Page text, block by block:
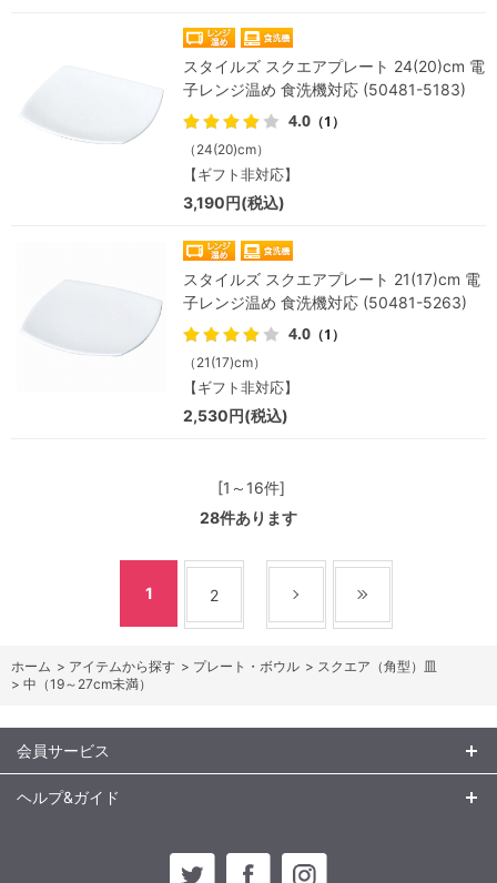
スタイルズ スクエアプレート 24(20)cm 電
子レンジ温め 食洗機対応 (50481-5183)
4.0 （1）
（24(20)cm）
【ギフト非対応】
3,190円(税込)
スタイルズ スクエアプレート 21(17)cm 電
子レンジ温め 食洗機対応 (50481-5263)
4.0 （1）
（21(17)cm）
【ギフト非対応】
2,530円(税込)
[1～16件]
28件あります
1 2
ホーム > アイテムから探す > プレート・ボウル > スクエア（角型）皿
> 中（19～27cm未満）
会員サービス
ヘルプ&ガイド